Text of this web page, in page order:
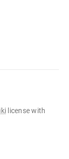
license with